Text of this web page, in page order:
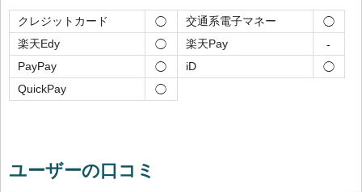
クレジットカード ◯ 交通系電子マネー
◯
楽天Edy
◯ 楽天Pay
-
PayPay
◯ iD
◯
QuickPay
◯
ユーザーの口コミ